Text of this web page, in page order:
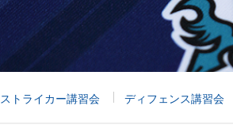
ストライカー講習会 ディフェンス講習会